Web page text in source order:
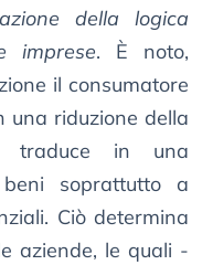
della logica
imprese. È noto,
il consumatore
una riduzione della
traduce in una
soprattutto a
Ciò determina
aziende, le quali -